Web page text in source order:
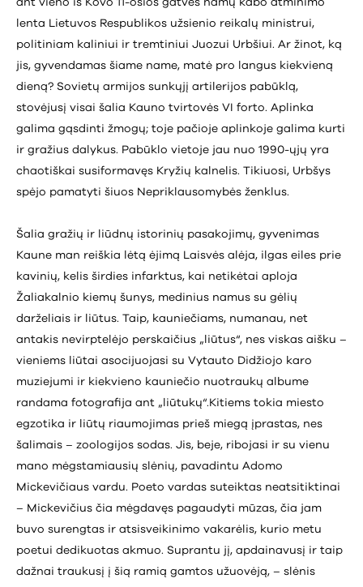
lenta Lietuvos Respublikos užsienio reikalų ministrui,
politiniam kaliniui ir tremtiniui Juozui Urbšiui. Ar žinot, ką
jis, gyvendamas šiame name, matė pro langus kiekvieną
dieną? Sovietų armijos sunkųjį artilerijos pabūklą,
stovėjusį visai šalia Kauno tvirtovės VI forto. Aplinka
galima gąsdinti žmogų; toje pačioje aplinkoje galima kurti
ir gražius dalykus. Pabūklo vietoje jau nuo 1990-ųjų yra
chaotiškai susiformavęs Kryžių kalnelis. Tikiuosi, Urbšys
spėjo pamatyti šiuos Nepriklausomybės ženklus.
Šalia gražių ir liūdnų istorinių pasakojimų, gyvenimas
Kaune man reiškia lėtą ėjimą Laisvės alėja, ilgas eiles prie
kavinių, kelis širdies infarktus, kai netikėtai aploja
Žaliakalnio kiemų šunys, medinius namus su gėlių
darželiais ir liūtus. Taip, kauniečiams, numanau, net
antakis nevirptelėjo perskaičius „liūtus“, nes viskas aišku –
vieniems liūtai asocijuojasi su Vytauto Didžiojo karo
muziejumi ir kiekvieno kauniečio nuotraukų albume
randama fotografija ant „liūtukų“.Kitiems tokia miesto
egzotika ir liūtų riaumojimas prieš miegą įprastas, nes
šalimais – zoologijos sodas. Jis, beje, ribojasi ir su vienu
mano mėgstamiausių slėnių, pavadintu Adomo
Mickevičiaus vardu. Poeto vardas suteiktas neatsitiktinai
– Mickevičius čia mėgdavęs pagaudyti mūzas, čia jam
buvo surengtas ir atsisveikinimo vakarėlis, kurio metu
poetui dedikuotas akmuo. Suprantu jį, apdainavusį ir taip
dažnai traukusį į šią ramią gamtos užuovėją, – slėnis